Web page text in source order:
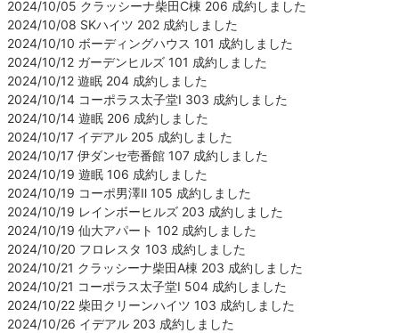
2024/10/05 クラッシーナ柴田C棟 206 成約しました
2024/10/08 SKハイツ 202 成約しました
2024/10/10 ボーディングハウス 101 成約しました
2024/10/12 ガーデンヒルズ 101 成約しました
2024/10/12 遊眠 204 成約しました
2024/10/14 コーポラス太子堂Ⅰ 303 成約しました
2024/10/14 遊眠 206 成約しました
2024/10/17 イデアル 205 成約しました
2024/10/17 伊ダンセ壱番館 107 成約しました
2024/10/19 遊眠 106 成約しました
2024/10/19 コーポ男澤Ⅱ 105 成約しました
2024/10/19 レインボーヒルズ 203 成約しました
2024/10/19 仙大アパート 102 成約しました
2024/10/20 フロレスタ 103 成約しました
2024/10/21 クラッシーナ柴田A棟 203 成約しました
2024/10/21 コーポラス太子堂Ⅰ 504 成約しました
2024/10/22 柴田クリーンハイツ 103 成約しました
2024/10/26 イデアル 203 成約しました